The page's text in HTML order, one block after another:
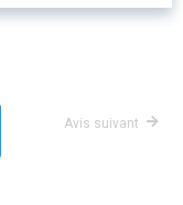
Avis suivant